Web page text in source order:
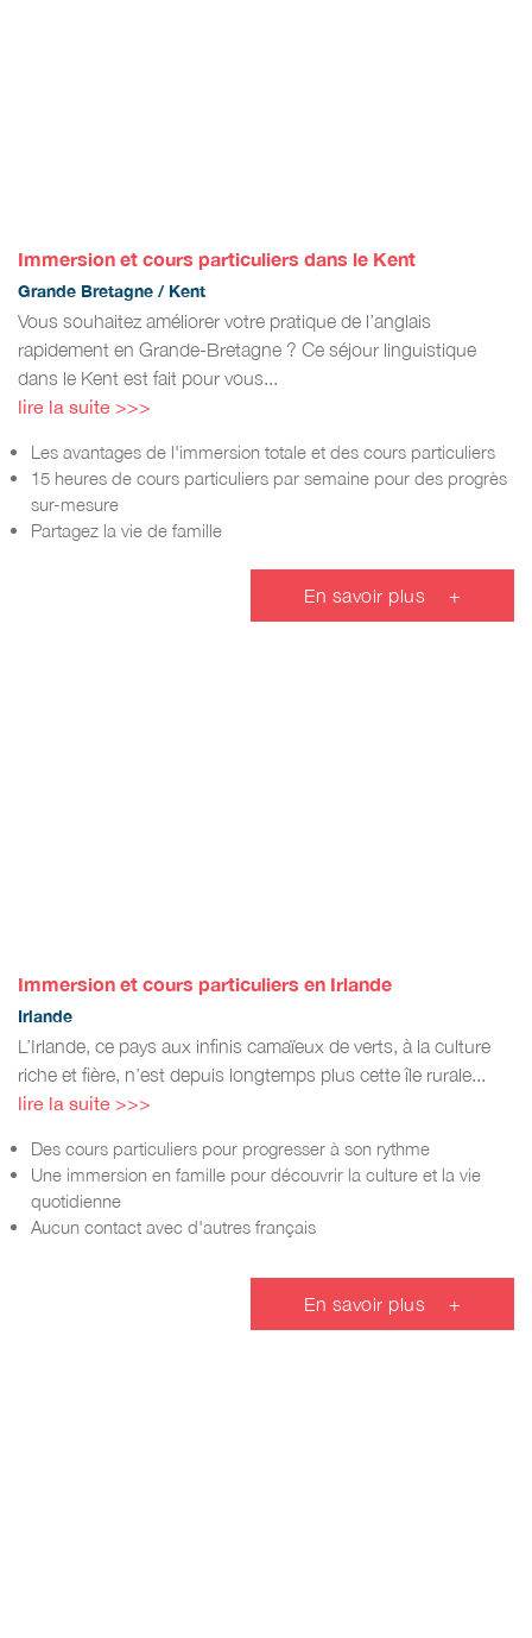
Immersion et cours particuliers dans le Kent
Grande Bretagne / Kent
Vous souhaitez améliorer votre pratique de l’anglais
rapidement en Grande-Bretagne ? Ce séjour linguistique
dans le Kent est fait pour vous...
lire la suite >>>
Les avantages de l'immersion totale et des cours particuliers
15 heures de cours particuliers par semaine pour des progrès
sur-mesure
Partagez la vie de famille
En savoir plus +
Immersion et cours particuliers en Irlande
Irlande
L’Irlande, ce pays aux infinis camaïeux de verts, à la culture
riche et fière, n’est depuis longtemps plus cette île rurale...
lire la suite >>>
Des cours particuliers pour progresser à son rythme
Une immersion en famille pour découvrir la culture et la vie
quotidienne
Aucun contact avec d'autres français
En savoir plus +